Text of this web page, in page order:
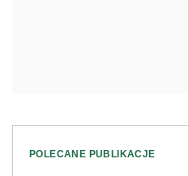
POLECANE PUBLIKACJE